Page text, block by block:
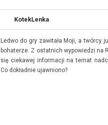
KotekLenka
Ledwo do gry zawitała Moji, a twórcy
bohaterze. Z ostatnich wypowiedzi na
się ciekawej informacji na temat
Co dokładnie ujawniono?